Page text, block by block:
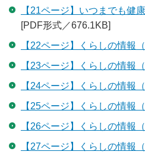
【21ページ】いつまでも健
[PDF形式／676.1KB]
【22ページ】くらしの情報
【23ページ】くらしの情報
【24ページ】くらしの情報
【25ページ】くらしの情
【26ページ】くらしの情報
【27ページ】くらしの情